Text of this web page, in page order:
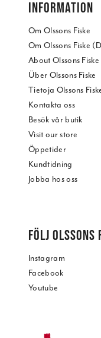
INFORMATION
Om Olssons Fiske
Om Olssons Fiske
About Olssons Fiske
Über Olssons Fiske
Tietoja Olssons
Kontakta oss
Besök vår butik
Visit our store
Öppetider
Kundtidning
Jobba hos oss
FÖLJ OLSSONS
Instagram
Facebook
Youtube